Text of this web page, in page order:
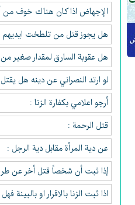
الإجهاض اذا كان هناك خوف من
هل يجوز قتل من تلطخت ايديهم
هل عقوبة السارق لمقدار صغير
لو ارتد النصراني عن دينه هل
أرجو اعلامي بکفارة الزنا :
قتل الرحمة :
عن دية المرأة مقابل دية الرجل :
إذا ثبت أن شخصاً قتل أخر عن
اذا ثبت الزنا بالاقرار او